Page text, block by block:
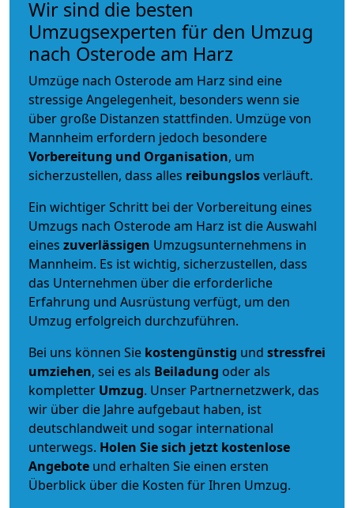
Wir sind die besten
Umzugsexperten für den Umzug
nach Osterode am Harz
Umzüge nach Osterode am Harz sind eine
stressige Angelegenheit, besonders wenn sie
über große Distanzen stattfinden. Umzüge von
Mannheim erfordern jedoch besondere
Vorbereitung und Organisation, um
sicherzustellen, dass alles reibungslosverläuft.
Ein wichtiger Schritt bei der Vorbereitung eines
Umzugs nach Osterode am Harz ist die Auswahl
eines zuverlässigen Umzugsunternehmens in
Mannheim. Es ist wichtig, sicherzustellen, dass
das Unternehmen über die erforderliche
Erfahrung und Ausrüstung verfügt, um den
Umzug erfolgreich durchzuführen.
Bei uns können Sie kostengünstig und stressfrei
umziehen, sei es als Beiladung oder als
kompletter Umzug. Unser Partnernetzwerk, das
wir über die Jahre aufgebaut haben, ist
deutschlandweit und sogar international
unterwegs. Holen Sie sich jetzt kostenlose
Angebote und erhalten Sie einen ersten
Überblick über die Kosten für Ihren Umzug.